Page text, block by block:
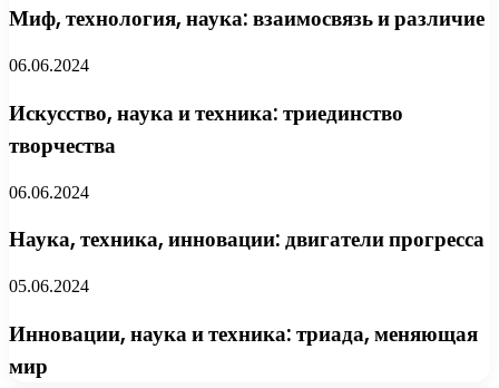
Миф, технология, наука: взаимосвязь и различие
06.06.2024
Искусство, наука и техника: триединство
творчества
06.06.2024
Наука, техника, инновации: двигатели прогресса
05.06.2024
Инновации, наука и техника: триада, меняющая
мир